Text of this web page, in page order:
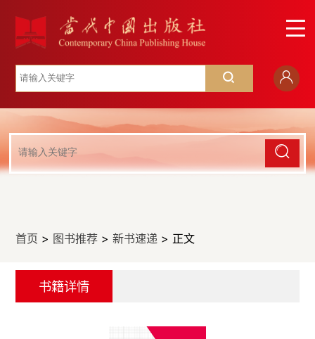
首页 > 图书推荐 >新书速递 > 正文
书籍详情